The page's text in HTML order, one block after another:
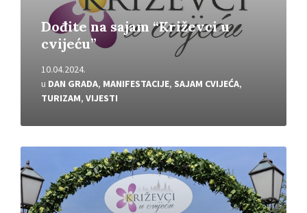
Dođite na sajam “Križevci u
cvijeću”
10.04.2024.
u DAN GRADA, MANIFESTACIJE, SAJAM CVIJEĆA,
TURIZAM, VIJESTI
Pročitajte
više